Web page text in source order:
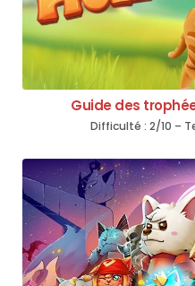
Guide des
Difficulté : 2/10 –